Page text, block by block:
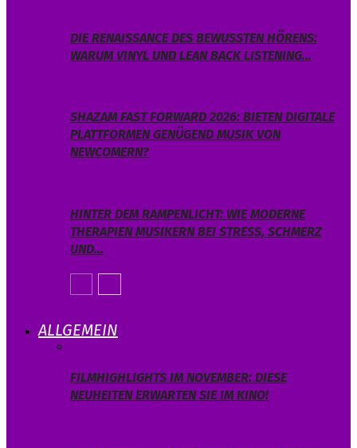
DIE RENAISSANCE DES BEWUSSTEN HÖRENS:
WARUM VINYL UND LEAN BACK LISTENING…
SHAZAM FAST FORWARD 2026: BIETEN DIGITALE
PLATTFORMEN GENÜGEND MUSIK VON
NEWCOMERN?
HINTER DEM RAMPENLICHT: WIE MODERNE
THERAPIEN MUSIKERN BEI STRESS, SCHMERZ
UND…
ALLGEMEIN
FILMHIGHLIGHTS IM NOVEMBER: DIESE
NEUHEITEN ERWARTEN SIE IM KINO!